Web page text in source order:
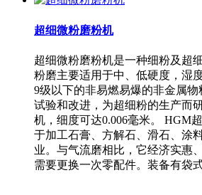
超细微粉磨粉机
超细微粉磨粉机是一种细粉及超
粉磨主要适用于中、低硬度，湿
9级以下的非易燃易爆的非金属
试验和改进，为超细粉的生产而
机，细度可达0.006毫米。 HGM
于加工石膏、方解石、滑石、涂
业。与气流磨相比，它经济实惠
需要更换一次零配件。装备有袋